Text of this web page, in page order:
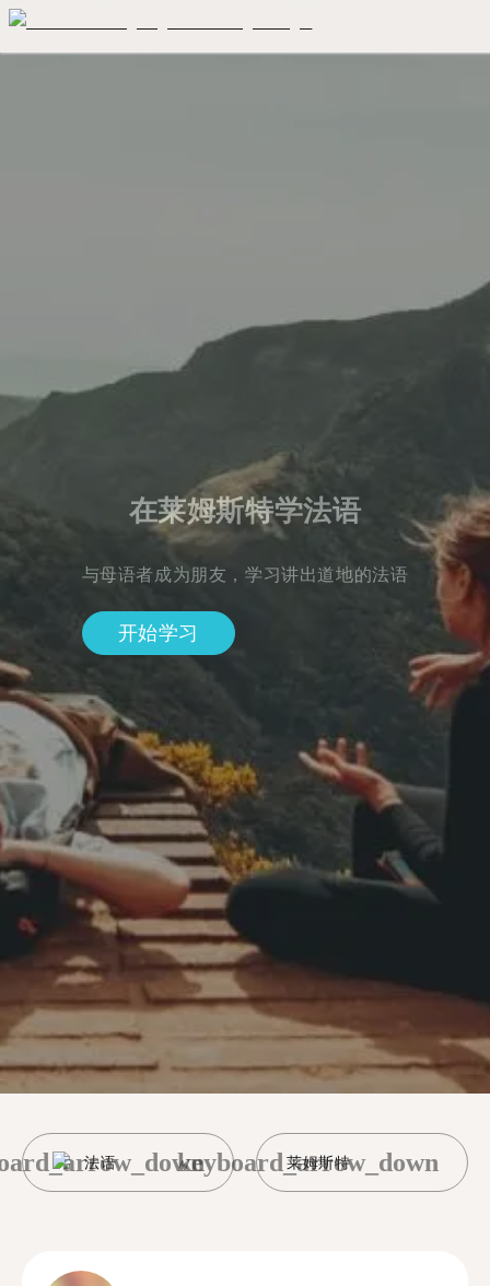
在莱姆斯特学法语
与母语者成为朋友，学习讲出道地的法语
开始学习
法语 莱姆斯特
keyboard_arrow_down